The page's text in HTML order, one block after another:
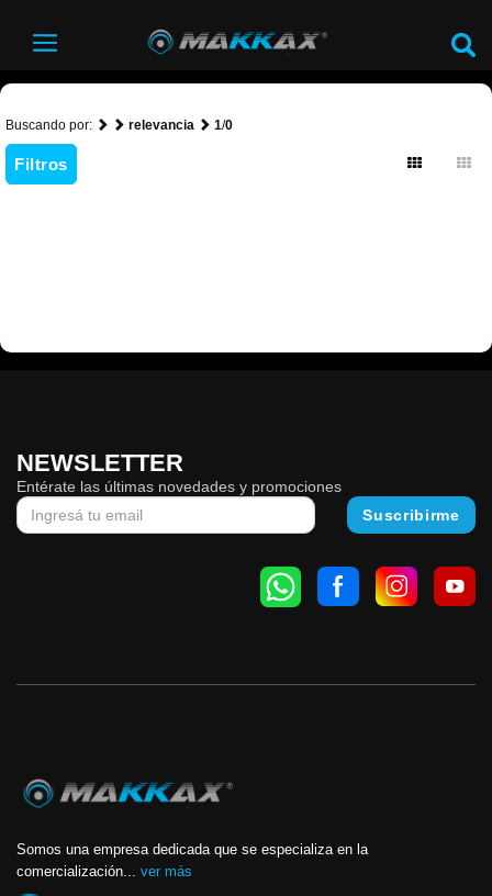
Buscando por: relevancia 1/0
Filtros
NEWSLETTER
Entérate las últimas novedades y promociones
Somos una empresa dedicada que se especializa en la
comercialización... ver más